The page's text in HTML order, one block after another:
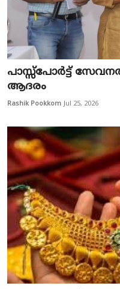
Gallery
E-Paper
പാസ്സ്‌പോർട്ട്
ആദരം
Rashik Pookkom Jul 25, 2026